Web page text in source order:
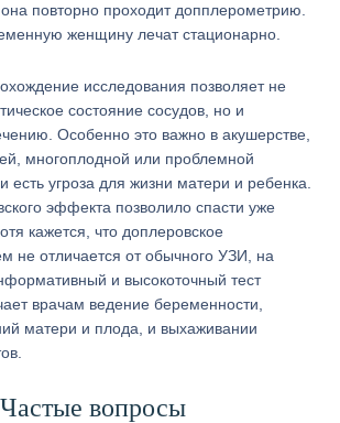
повторно проходит допплерометрию.
женщину лечат стационарно.
исследования позволяет не
состояние сосудов, но и
Особенно это важно в акушерстве,
многоплодной или проблемной
есть угроза для жизни матери и ребенка.
эффекта позволило спасти уже
кажется, что доплеровское
не отличается от обычного УЗИ, на
и высокоточный тест
врачам ведение беременности,
матери и плода, и выхаживании
Частые вопросы